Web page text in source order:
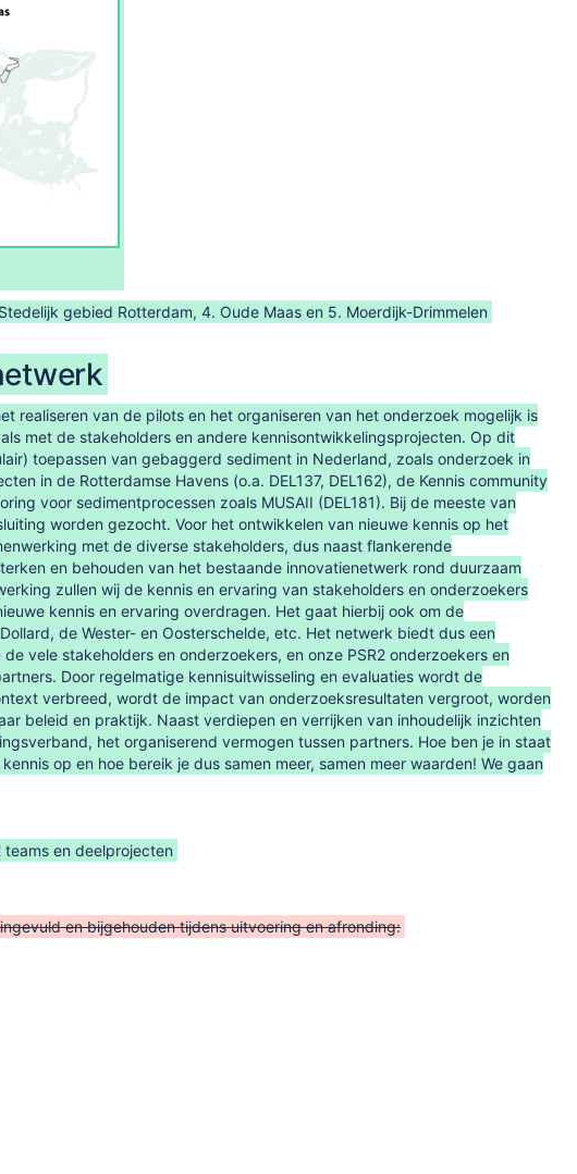
gebied Rotterdam, 4. Oude Maas en 5. Moerdijk-Drimmelen
realiseren van de pilots en het organiseren van het onderzoek mogelijk is
met de stakeholders en andere kennisontwikkelingsprojecten. Op dit
toepassen van gebaggerd sediment in Nederland, zoals onderzoek in
in de Rotterdamse Havens (o.a. DEL137, DEL162), de Kennis community
voor sedimentprocessen zoals MUSAII (DEL181). Bij de meeste van
worden gezocht. Voor het ontwikkelen van nieuwe kennis op het
met de diverse stakeholders, dus naast flankerende
en behouden van het bestaande innovatienetwerk rond duurzaam
zullen wij de kennis en ervaring van stakeholders en onderzoekers
kennis en ervaring overdragen. Het gaat hierbij ook om de
de Wester- en Oosterschelde, etc. Het netwerk biedt dus een
vele stakeholders en onderzoekers, en onze PSR2 onderzoekers en
Door regelmatige kennisuitwisseling en evaluaties wordt de
verbreed, wordt de impact van onderzoeksresultaten vergroot, worden
beleid en praktijk. Naast verdiepen en verrijken van inhoudelijk inzichten
het organiserend vermogen tussen partners. Hoe ben je in staat
op en hoe bereik je dus samen meer, samen meer waarden! We gaan
en deelprojecten
en bijgehouden tijdens uitvoering en afronding: